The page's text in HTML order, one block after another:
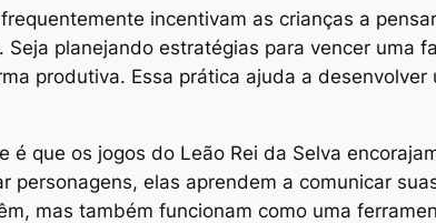
incentivam as crianças a
planejando estratégias para vencer uma
produtiva. Essa prática ajuda a
é que os jogos do Leão Rei da Selva
personagens, elas aprendem a comunicar
mas também funcionam como uma